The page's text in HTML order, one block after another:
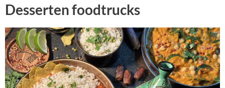
Desserten foodtrucks